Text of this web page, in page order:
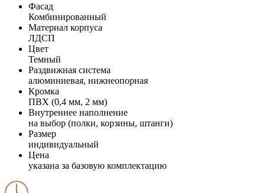
Фасад
Комбинированный
Материал корпуса
ЛДСП
Цвет
Темный
Раздвижная система
алюминиевая, нижнеопорная
Кромка
ПВХ (0,4 мм, 2 мм)
Внутреннее наполнение
на выбор (полки, корзины, штанги)
Размер
индивидуальный
Цена
указана за базовую комплектацию